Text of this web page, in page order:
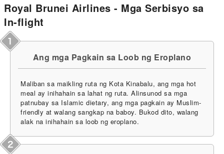
Royal Brunei Airlines - Mga Serbisyo sa
In-flight
Ang mga Pagkain sa Loob ng Eroplano
Maliban sa maikling ruta ng Kota Kinabalu, ang mga hot
meal ay inihahain sa lahat ng ruta. Alinsunod sa mga
patnubay sa Islamic dietary, ang mga pagkain ay Muslim-
friendly at walang sangkap na baboy. Bukod dito, walang
alak na inihahain sa loob ng eroplano.